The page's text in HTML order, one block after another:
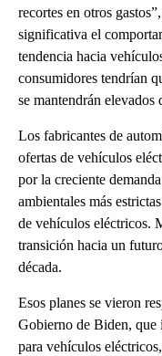
recortes en otros
significativa el
tendencia hacia
consumidores tendrían
se mantendrán elevados
Los fabricantes de
ofertas de vehículos
por la creciente
ambientales más
de vehículos eléctricos.
transición hacia un
década.
Esos planes se vieron
Gobierno de Biden, que
para vehículos